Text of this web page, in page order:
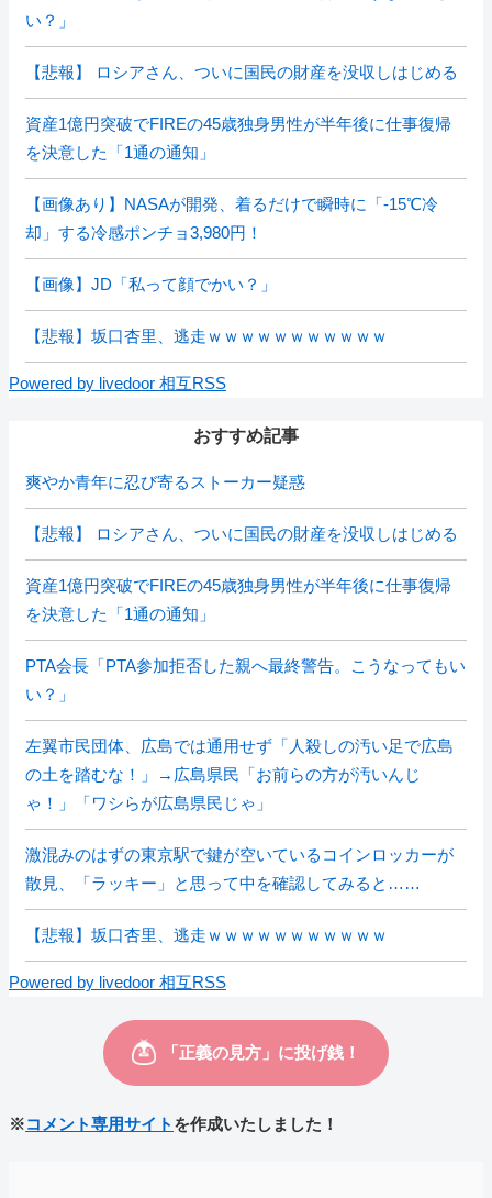
い？」
【悲報】 ロシアさん、ついに国民の財産を没収しはじめる
資産1億円突破でFIREの45歳独身男性が半年後に仕事復帰
を決意した「1通の通知」
【画像あり】NASAが開発、着るだけで瞬時に「-15℃冷
却」する冷感ポンチョ3,980円！
【画像】JD「私って顔でかい？」
【悲報】坂口杏里、逃走ｗｗｗｗｗｗｗｗｗｗｗ
Powered by livedoor 相互RSS
おすすめ記事
爽やか青年に忍び寄るストーカー疑惑
【悲報】 ロシアさん、ついに国民の財産を没収しはじめる
資産1億円突破でFIREの45歳独身男性が半年後に仕事復帰
を決意した「1通の通知」
PTA会長「PTA参加拒否した親へ最終警告。こうなってもい
い？」
左翼市民団体、広島では通用せず「人殺しの汚い足で広島
の土を踏むな！」→広島県民「お前らの方が汚いんじ
ゃ！」「ワシらが広島県民じゃ」
激混みのはずの東京駅で鍵が空いているコインロッカーが
散見、「ラッキー」と思って中を確認してみると……
【悲報】坂口杏里、逃走ｗｗｗｗｗｗｗｗｗｗｗ
Powered by livedoor 相互RSS
※コメント専用サイト を作成いたしました！